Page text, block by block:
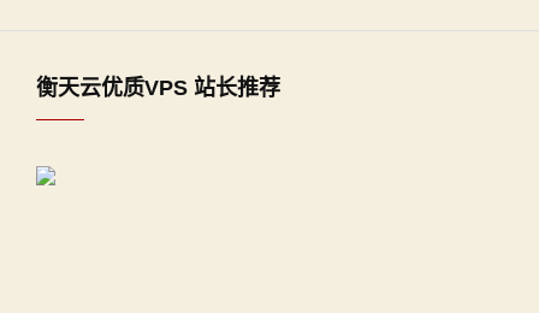
衡天云优质VPS 站长推荐